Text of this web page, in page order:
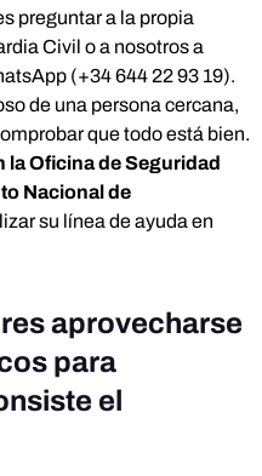
preguntar a la propia
Civil o a nosotros a
(+34 644 22 93 19).
de una persona cercana,
que todo está bien.
la Oficina de Seguridad
Nacional de
su línea de ayuda en
aprovecharse
para
el